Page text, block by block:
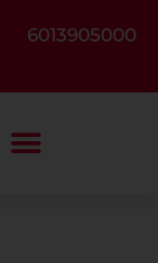
6013905000